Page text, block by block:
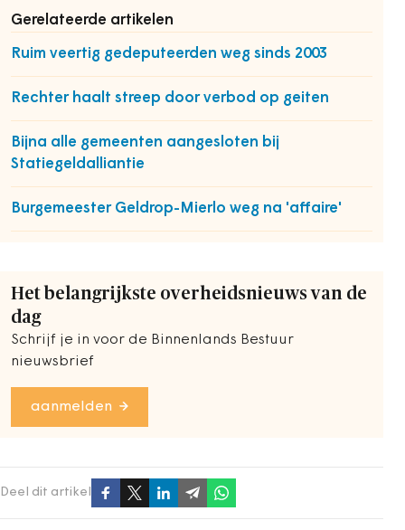
Gerelateerde artikelen
Ruim veertig gedeputeerden weg sinds 2003
Rechter haalt streep door verbod op geiten
Bijna alle gemeenten aangesloten bij
Statiegeldalliantie
Burgemeester Geldrop-Mierlo weg na 'affaire'
Het belangrijkste overheidsnieuws van de
dag
Schrijf je in voor de Binnenlands Bestuur
nieuwsbrief
aanmelden
Deel dit artikel